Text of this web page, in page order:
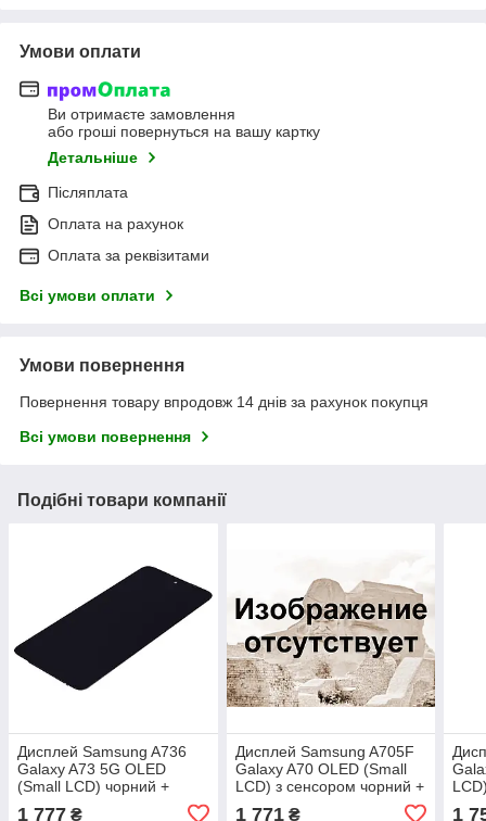
Умови оплати
Ви отримаєте замовлення
або гроші повернуться на вашу картку
Детальніше
Післяплата
Оплата на рахунок
Оплата за реквізитами
Всі умови оплати
Умови повернення
Повернення товару впродовж 14 днів за рахунок покупця
Всі умови повернення
Подібні товари компанії
Дисплей Samsung A736
Galaxy A73 5G OLED
(Small LCD) чорний +
1 777 ₴
Дисплей Samsung A705F
Galaxy A70 OLED (Small
LCD) з сенсором чорний +
1 771₴ 1